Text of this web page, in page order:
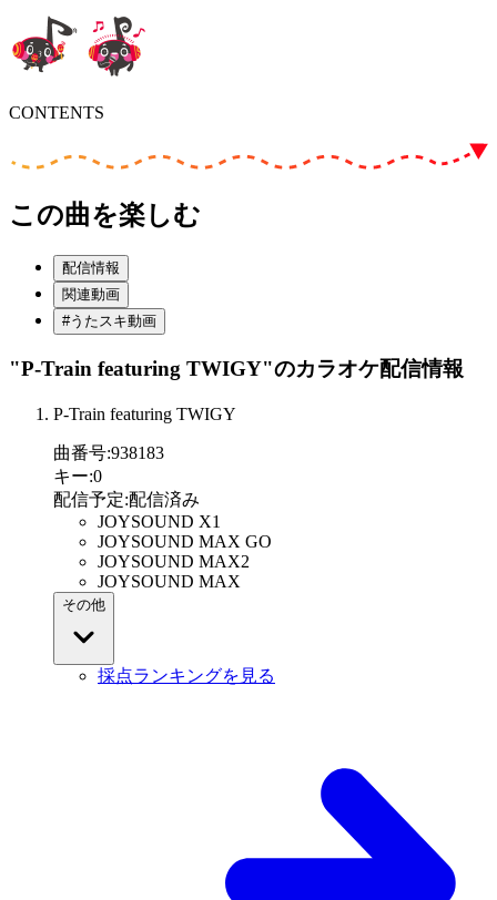
CONTENTS
この曲を楽しむ
配信情報
関連動画
#うたスキ動画
"P-Train featuring TWIGY"のカラオケ配信情報
P-Train featuring TWIGY
曲番号:938183
キー:0
配信予定:配信済み
JOYSOUND X1
JOYSOUND MAX GO
JOYSOUND MAX2
JOYSOUND MAX
その他
採点ランキングを見る